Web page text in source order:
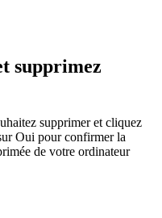
supprimez
supprimer et cliquez
Oui pour confirmer la
de votre ordinateur